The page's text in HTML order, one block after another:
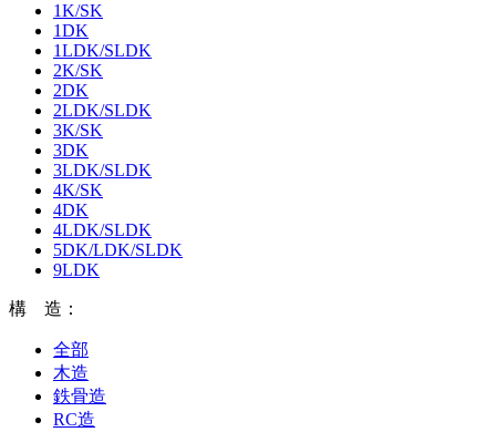
1K/SK
1DK
1LDK/SLDK
2K/SK
2DK
2LDK/SLDK
3K/SK
3DK
3LDK/SLDK
4K/SK
4DK
4LDK/SLDK
5DK/LDK/SLDK
9LDK
構 造：
全部
木造
鉄骨造
RC造